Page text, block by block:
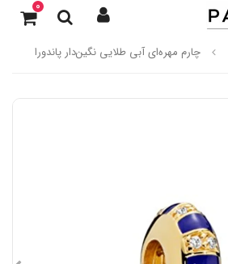
0
چارم مهره‌ای آبی طلایی نگین‌دار پاندورا